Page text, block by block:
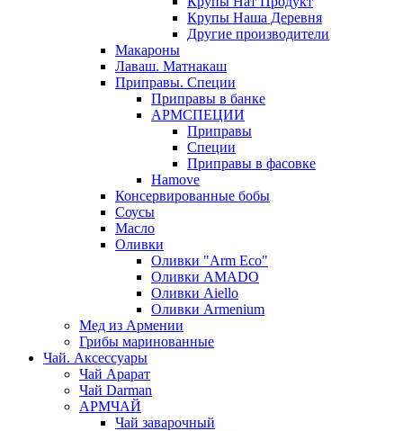
Крупы Наша Деревня
Другие производители
Макароны
Лаваш. Матнакаш
Приправы. Специи
Приправы в банке
АРМСПЕЦИИ
Приправы
Специи
Приправы в фасовке
Hamove
Консервированные бобы
Соусы
Масло
Оливки
Оливки "Arm Eco"
Оливки AMADO
Оливки Aiello
Оливки Armenium
Мед из Армении
Грибы маринованные
Чай. Аксессуары
Чай Арарат
Чай Darman
АРМЧАЙ
Чай заварочный